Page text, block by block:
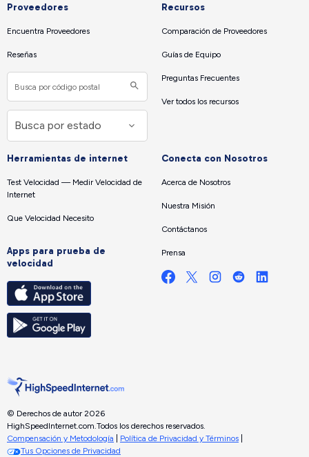
Proveedores
Encuentra Proveedores
Reseñas
Recursos
Comparación de Proveedores
Guías de Equipo
Preguntas Frecuentes
Ver todos los recursos
Herramientas de internet
Test Velocidad — Medir Velocidad de
Internet
Que Velocidad Necesito
Apps para prueba de
velocidad
Conecta con Nosotros
Acerca de Nosotros
Nuestra Misión
Contáctanos
Prensa
© Derechos de autor 2026
HighSpeedInternet.com. Todos los derechos reservados.
Compensación y Metodología
Política de Privacidad y Términos
Tus Opciones de Privacidad